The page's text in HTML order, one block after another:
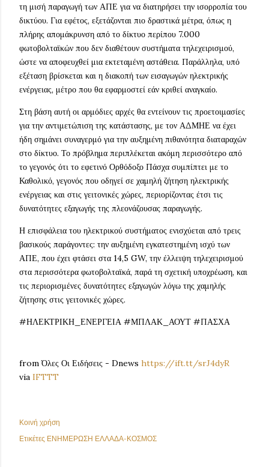
τη μισή παραγωγή των ΑΠΕ για να διατηρήσει την ισορροπία του
δικτύου. Για εφέτος, εξετάζονται πιο δραστικά μέτρα, όπως η
πλήρης απομάκρυνση από το δίκτυο περίπου 7.000
φωτοβολταϊκών που δεν διαθέτουν συστήματα τηλεχειρισμού,
ώστε να αποφευχθεί μια εκτεταμένη αστάθεια. Παράλληλα, υπό
εξέταση βρίσκεται και η διακοπή των εισαγωγών ηλεκτρικής
ενέργειας, μέτρο που θα εφαρμοστεί εάν κριθεί αναγκαίο.
Στη βάση αυτή οι αρμόδιες αρχές θα εντείνουν τις προετοιμασίες
για την αντιμετώπιση της κατάστασης, με τον ΑΔΜΗΕ να έχει
ήδη σημάνει συναγερμό για την αυξημένη πιθανότητα διαταραχών
στο δίκτυο. Το πρόβλημα περιπλέκεται ακόμη περισσότερο από
το γεγονός ότι το εφετινό Ορθόδοξο Πάσχα συμπίπτει με το
Καθολικό, γεγονός που οδηγεί σε χαμηλή ζήτηση ηλεκτρικής
ενέργειας και στις γειτονικές χώρες, περιορίζοντας έτσι τις
δυνατότητες εξαγωγής της πλεονάζουσας παραγωγής.
Η επισφάλεια του ηλεκτρικού συστήματος ενισχύεται από τρεις
βασικούς παράγοντες: την αυξημένη εγκατεστημένη ισχύ των
ΑΠΕ, που έχει φτάσει στα 14,5 GW, την έλλειψη τηλεχειρισμού
στα περισσότερα φωτοβολταϊκά, παρά τη σχετική υποχρέωση, και
τις περιορισμένες δυνατότητες εξαγωγών λόγω της χαμηλής
ζήτησης στις γειτονικές χώρες.
#ΗΛΕΚΤΡΙΚΗ_ΕΝΕΡΓΕΙΑ #ΜΠΛΑΚ_ΑΟΥΤ #ΠΑΣΧΑ
from Όλες Οι Ειδήσεις - Dnews https://ift.tt/srJ4dyR
via IFTTT
Κοινή χρήση
Ετικέτες ΕΝΗΜΕΡΩΣΗ ΕΛΛΑΔΑ-ΚΟΣΜΟΣ